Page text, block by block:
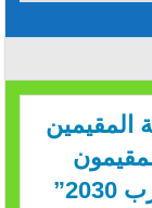
المقيمين